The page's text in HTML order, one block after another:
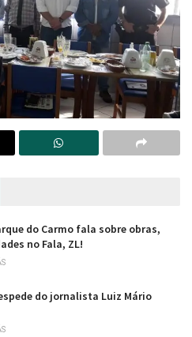
do Carmo fala sobre obras,
no Fala, ZL!
do jornalista Luiz Mário